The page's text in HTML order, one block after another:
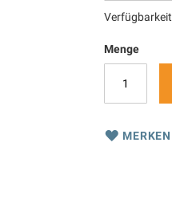
Verfügbarkeit
Menge
MERKEN